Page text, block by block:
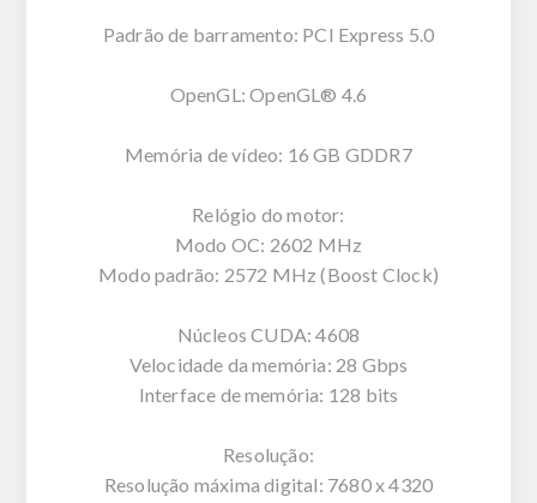
Padrão de barramento: PCI Express 5.0
OpenGL: OpenGL® 4.6
Memória de vídeo: 16 GB GDDR7
Relógio do motor:
Modo OC: 2602 MHz
Modo padrão: 2572 MHz (Boost Clock)
Núcleos CUDA: 4608
Velocidade da memória: 28 Gbps
Interface de memória: 128 bits
Resolução:
Resolução máxima digital: 7680 x 4320